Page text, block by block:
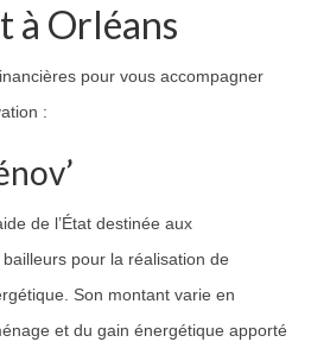
à Orléans
pour vous accompagner
:
de l’État destinée aux
pour la réalisation de
Son montant varie en
et du gain énergétique apporté